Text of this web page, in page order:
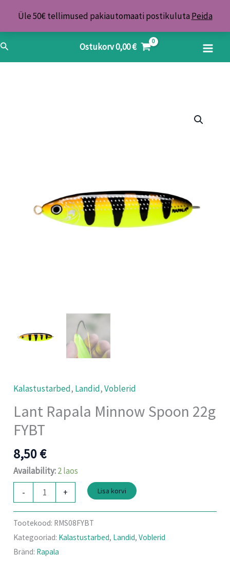
Üle 50€ tellimused pakiautomaati postikuluta Peida
content
Search Ostukorv0,00€
Kalastustarbed, Landid,Voblerid
Lant Rapala Minnow Spoon 22g
FYBT
8,50€
Availability:2 laos
-
+ Lisa korvi
Tootekood: RMS08FYBT
Kategooriad: Kalastustarbed, Landid,Voblerid
Bränd: Rapala